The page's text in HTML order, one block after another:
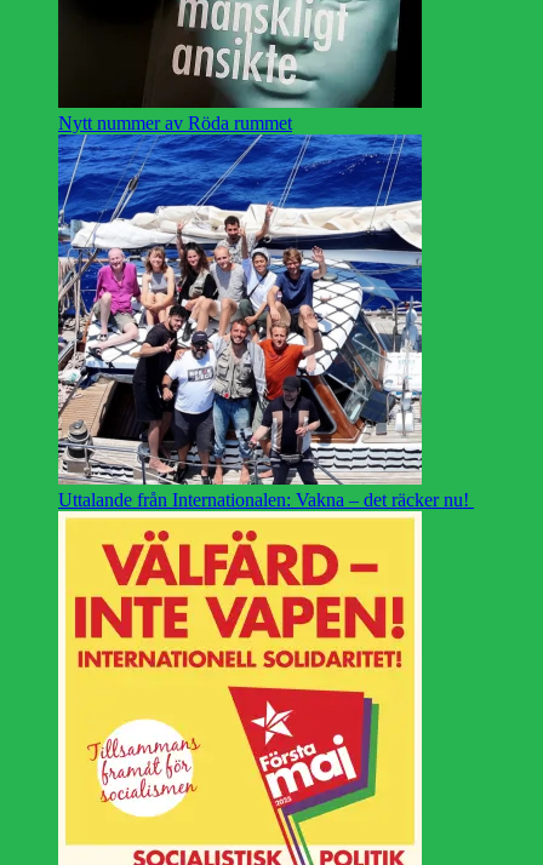
Nytt nummer av Röda rummet
Uttalande från Internationalen: Vakna – det räcker nu!